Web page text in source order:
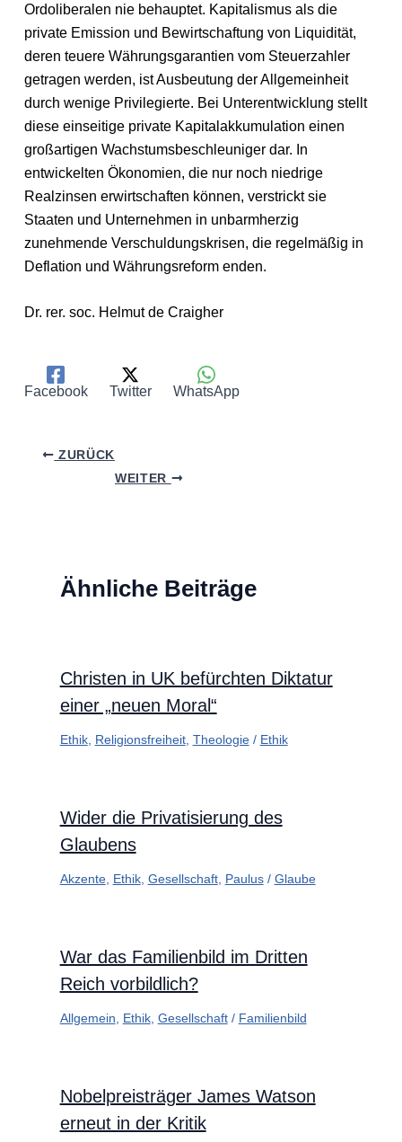
Ordoliberalen nie behauptet. Kapitalismus als die
private Emission und Bewirtschaftung von Liquidität,
deren teuere Währungsgarantien vom Steuerzahler
getragen werden, ist Ausbeutung der Allgemeinheit
durch wenige Privilegierte. Bei Unterentwicklung stellt
diese einseitige private Kapitalakkumulation einen
großartigen Wachstumsbeschleuniger dar. In
entwickelten Ökonomien, die nur noch niedrige
Realzinsen erwirtschaften können, verstrickt sie
Staaten und Unternehmen in unbarmherzig
zunehmende Verschuldungskrisen, die regelmäßig in
Deflation und Währungsreform enden.
Dr. rer. soc. Helmut de Craigher
Facebook Twitter WhatsApp
ZURÜCK
WEITER
Ähnliche Beiträge
Christen in UK befürchten Diktatur
einer „neuen Moral“
Ethik, Religionsfreiheit, Theologie/ Ethik
Wider die Privatisierung des
Glaubens
Akzente, Ethik, Gesellschaft, Paulus/ Glaube
War das Familienbild im Dritten
Reich vorbildlich?
Allgemein Ethik, Gesellschaft/ Familienbild
Nobelpreisträger James Watson
erneut in der Kritik